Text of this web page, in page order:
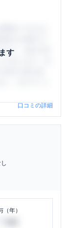
す
定の企業口コ
さ・会社の評
あります。先
社の姿を知
、ぜひサイト
口コミの詳細
（年）